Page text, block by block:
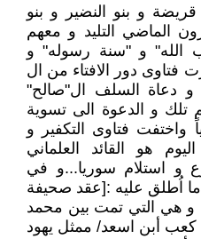
قريضة و بنو النضير و بنو
الماضي التليد و معهم
الله" و "سنة رسوله" و
فتاوى دور الافتاء من ال
و دعاة السلف ال"صالح"
تلك و الدعوة الى تسوية
واختفت فتاوى التكفير و
هو القائد العلماني
و استلام سوريا...و في
ما اُطلق عليه :[عقد صحيفة
و هي التي تمت بين محمد
كعب أبن اسعد/ ممثل يهود